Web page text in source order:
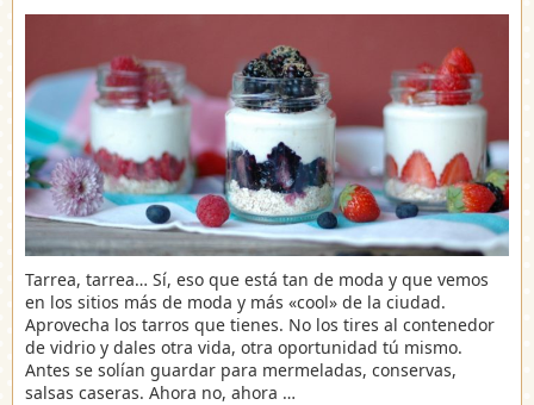
Tarrea, tarrea… Sí, eso que está tan de moda y que vemos
en los sitios más de moda y más «cool» de la ciudad.
Aprovecha los tarros que tienes. No los tires al contenedor
de vidrio y dales otra vida, otra oportunidad tú mismo.
Antes se solían guardar para mermeladas, conservas,
salsas caseras. Ahora no, ahora …